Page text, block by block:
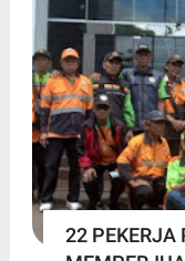
22 PEKERJA